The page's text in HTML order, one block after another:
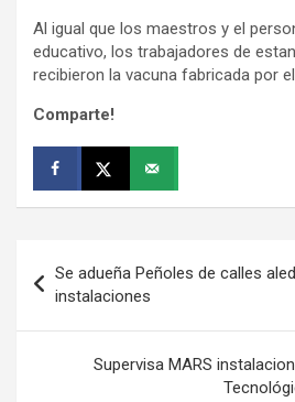
Al igual que los maestros y el
educativo, los trabajadores de
recibieron la vacuna fabricada por
Comparte!
de
entradas
Se adueña Peñoles de calles
instalaciones
Supervisa MARS